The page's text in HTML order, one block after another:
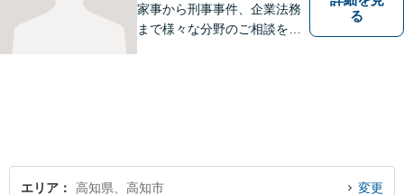
家事から刑事事件、企業法務
まで様々な分野のご相談を受
る
エリア 高知県、高知市 変更